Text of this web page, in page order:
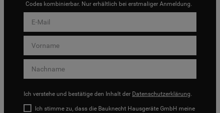
Codes kombinierbar. Nur erhältlich bei erstmaliger Anmeldung.
Ich verstehe und bestätige den Inhalt der Datenschutzerklärung.
Ich stimme zu, dass die Bauknecht Hausgeräte GmbH meine